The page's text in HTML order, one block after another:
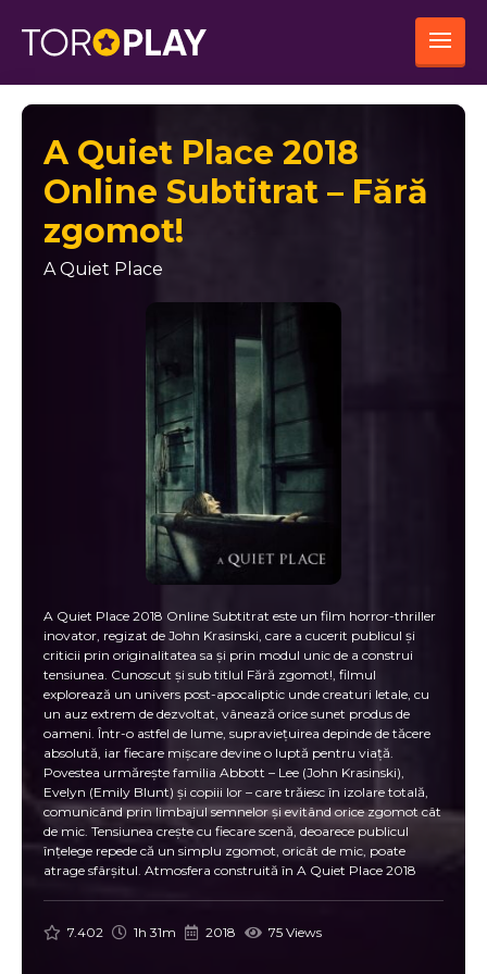
A Quiet Place 2018
Online Subtitrat – Fără
zgomot!
A Quiet Place
A Quiet Place 2018 Online Subtitrat este un film horror-thriller
inovator, regizat de John Krasinski, care a cucerit publicul și
criticii prin originalitatea sa și prin modul unic de a construi
tensiunea. Cunoscut și sub titlul Fără zgomot!, filmul
explorează un univers post-apocaliptic unde creaturi letale, cu
un auz extrem de dezvoltat, vânează orice sunet produs de
oameni. Într-o astfel de lume, supraviețuirea depinde de tăcere
absolută, iar fiecare mișcare devine o luptă pentru viață.
Povestea urmărește familia Abbott – Lee (John Krasinski),
Evelyn (Emily Blunt) și copiii lor – care trăiesc în izolare totală,
comunicând prin limbajul semnelor și evitând orice zgomot cât
de mic. Tensiunea crește cu fiecare scenă, deoarece publicul
înțelege repede că un simplu zgomot, oricât de mic, poate
atrage sfârșitul. Atmosfera construită în A Quiet Place 2018
perfect calculat și interpretărilor memorabile. Fără zgomot! nu
7.402 1h 31m 2018 75 Views